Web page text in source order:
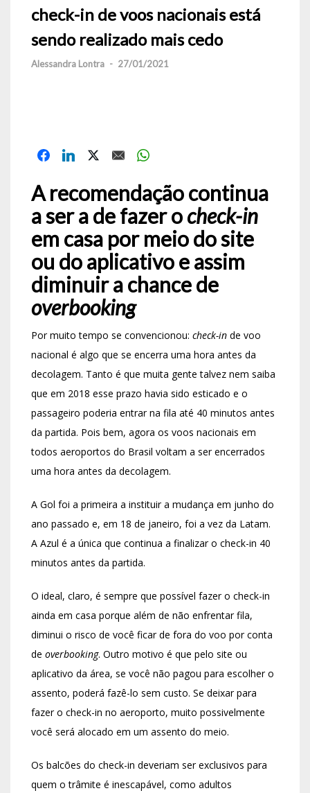
check-in de voos nacionais está
sendo realizado mais cedo
Alessandra Lontra - 27/01/2021
A recomendação continua
a ser a de fazer ocheck-in
em casa por meio do site
ou do aplicativo e assim
diminuir a chance de
overbooking
Por muito tempo se convencionou: check-in de voo
nacional é algo que se encerra uma hora antes da
decolagem. Tanto é que muita gente talvez nem saiba
que em 2018 esse prazo havia sido esticado e o
passageiro poderia entrar na fila até 40 minutos antes
da partida. Pois bem, agora os voos nacionais em
todos aeroportos do Brasil voltam a ser encerrados
uma hora antes da decolagem.
A Gol foi a primeira a instituir a mudança em junho do
ano passado e, em 18 de janeiro, foi a vez da Latam.
A Azul é a única que continua a finalizar o check-in 40
minutos antes da partida.
O ideal, claro, é sempre que possível fazer o check-in
ainda em casa porque além de não enfrentar fila,
diminui o risco de você ficar de fora do voo por conta
de overbooking. Outro motivo é que pelo site ou
aplicativo da área, se você não pagou para escolher o
assento, poderá fazê-lo sem custo. Se deixar para
fazer o check-in no aeroporto, muito possivelmente
você será alocado em um assento do meio.
Os balcões do check-in deveriam ser exclusivos para
quem o trâmite é inescapável, como adultos